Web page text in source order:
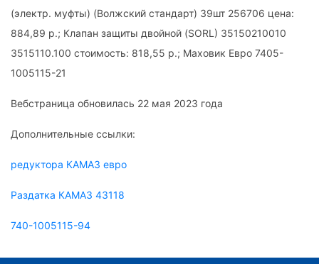
(электр. муфты) (Волжский стандарт) 39шт 256706 цена:
884,89 р.; Клапан защиты двойной (SORL) 35150210010
3515110.100 стоимость: 818,55 р.; Маховик Евро 7405-
1005115-21
Вебстраница обновилась 22 мая 2023 года
Дополнительные ссылки:
редуктора КАМАЗ евро
Раздатка КАМАЗ 43118
740-1005115-94